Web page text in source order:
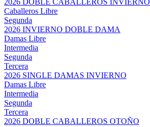
2026 DOBLE CABALLEROS INVIERNO
Caballeros Libre
Segunda
2026 INVIERNO DOBLE DAMA
Damas Libre
Intermedia
Segunda
Tercera
2026 SINGLE DAMAS INVIERNO
Damas Libre
Intermedia
Segunda
Tercera
2026 DOBLE CABALLEROS OTOÑO